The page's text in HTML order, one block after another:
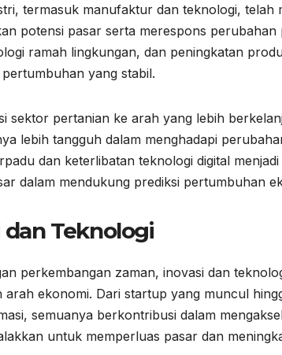
termasuk manufaktur dan teknologi, telah
potensi pasar serta merespons
ramah lingkungan, dan peningkatan
yang stabil.
sektor pertanian ke arah yang lebih
lebih tangguh dalam menghadapi
dan keterlibatan teknologi digital
dalam mendukung prediksi pertumbuhan
dan Teknologi
perkembangan zaman, inovasi dan
arah ekonomi. Dari startup yang muncul
semuanya berkontribusi dalam
untuk memperluas pasar dan